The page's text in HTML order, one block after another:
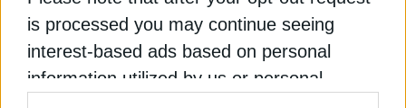
is processed you may continue seeing
interest-based ads based on personal
information utilized by us or personal